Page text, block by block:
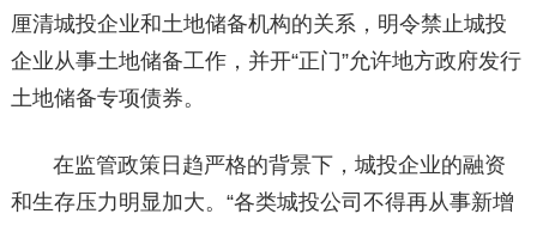
厘清城投企业和土地储备机构的关系，明令禁止城投
企业从事土地储备工作，并开“正门”允许地方政府发行
土地储备专项债券。
在监管政策日趋严格的背景下，城投企业的融资
和生存压力明显加大。“各类城投公司不得再从事新增